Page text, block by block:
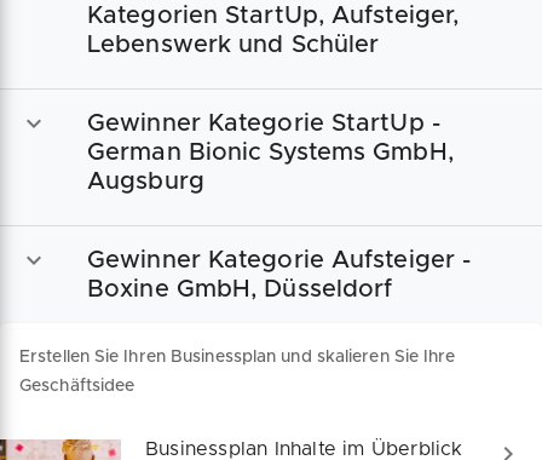
Kategorien StartUp, Aufsteiger,
Lebenswerk und Schüler
Gewinner Kategorie StartUp -
German Bionic Systems GmbH,
Augsburg
Gewinner Kategorie Aufsteiger -
Boxine GmbH, Düsseldorf
Erstellen Sie Ihren Businessplan und skalieren Sie Ihre
Geschäftsidee
Businessplan Inhalte im Überblick